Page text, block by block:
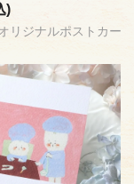
)
リジナルポストカー